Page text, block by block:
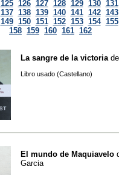
125 126 127 128 129 130 131
137 138 139 140 141 142 143
149 150 151 152 153 154 155
158 159 160 161 162
La sangre de la victoria
Libro usado (Castellano)
El mundo de Maquiavelo
Garcia